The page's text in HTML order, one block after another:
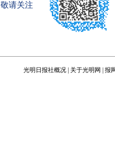
敬请关注
光明日报社概况 关于光明网 报